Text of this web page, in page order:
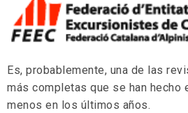
Es, probablemente, una de las
más completas que se han hecho
menos en los últimos años.